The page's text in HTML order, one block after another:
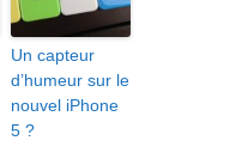
Un capteur
d’humeur sur le
nouvel iPhone
5 ?